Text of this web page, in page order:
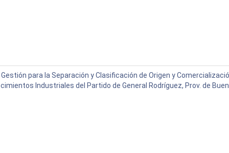
para la Separación y Clasificación de Origen y
Industriales del Partido de General Rodríguez, Prov. de